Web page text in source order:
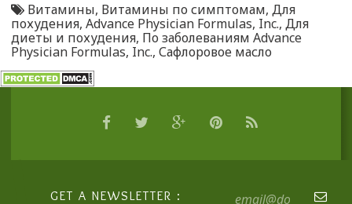
Витамины, Витамины по симптомам, Для
похудения, Advance Physician Formulas, Inc., Для
диеты и похудения, По заболеваниям Advance
Physician Formulas, Inc., Сафлоровое масло
GET A NEWSLETTER :